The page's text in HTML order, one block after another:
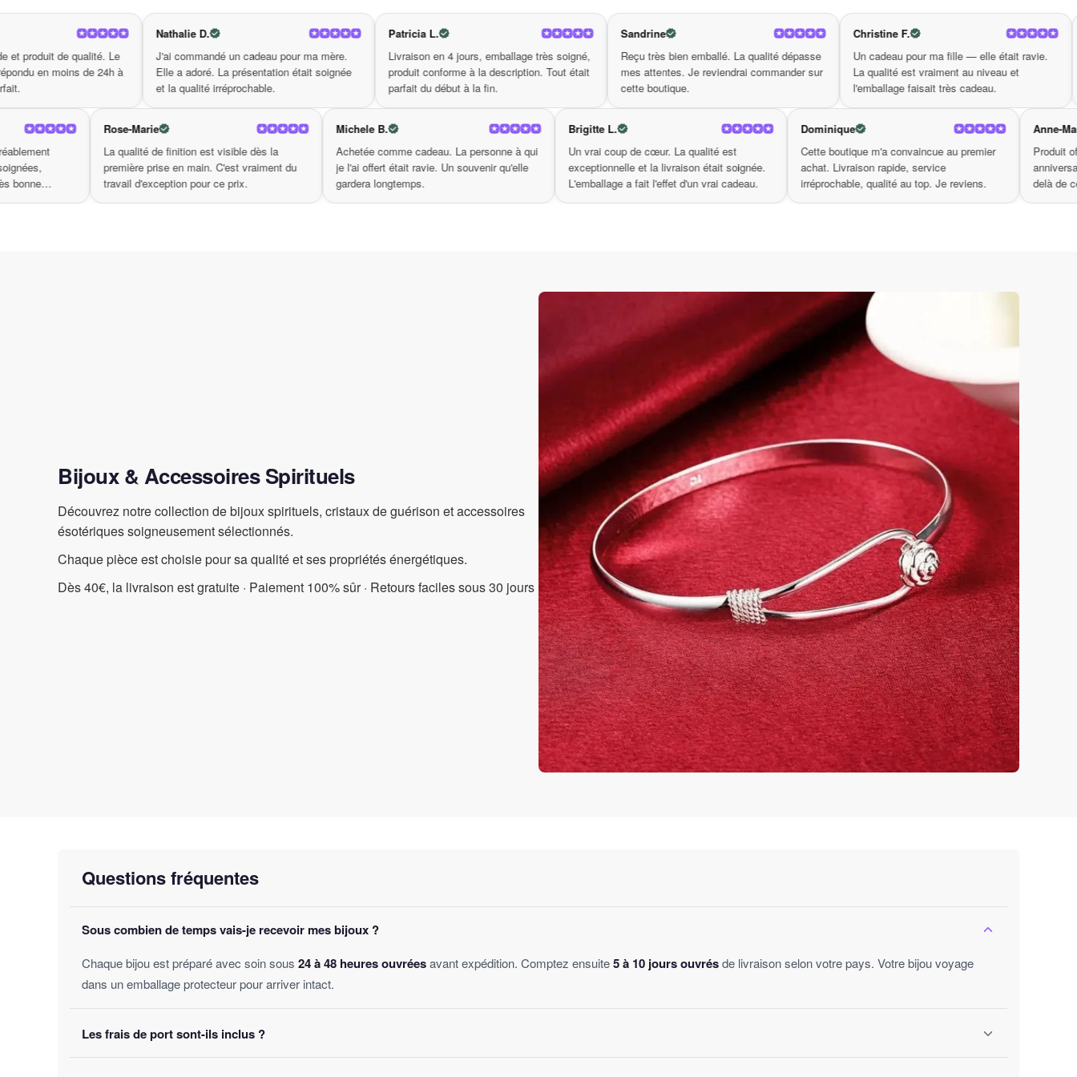
Le
à
Nathalie D.
J'ai commandé un cadeau pour ma mère.
Elle a adoré. La présentation était soignée
et la qualité irréprochable.
Patricia L.
Livraison en 4 jours, emballage très soigné,
produit conforme à la description. Tout était
parfait du début à la fin.
Sandrine
Reçu très bien emballé. La qualité dépasse
mes attentes. Je reviendrai commander sur
Christine F.
Un cadeau pour ma fille — elle était ravie.
La qualité est vraiment au niveau et
l'emballage faisait très cadeau.
Valerie M.
Produit conforme,
redire. C'est rare
aussi sérieuse.
du produit m'a agréablement
Les finitions sont soignées,
est premium. Très bonne
Rose-Marie
La qualité de finition est visible dès la
première prise en main. C'est vraiment du
travail d'exception pour ce prix.
Achetée comme cadeau. La personne à qui
je l'ai offert était ravie. Un souvenir qu'elle
Un vrai coup de cœur. La qualité est
exceptionnelle et la livraison était soignée.
L'emballage a fait l'effet d'un vrai cadeau.
Dominique
Cette boutique m'a convaincue au
achat. Livraison rapide, service
irréprochable, qualité au top. Je
Bijoux & Accessoires Spirituels
Découvrez notre collection de bijoux spirituels, cristaux de guérison et accessoires
ésotériques soigneusement sélectionnés.
Chaque pièce est choisie pour sa qualité et ses propriétés énergétiques.
Dès 40€, la livraison est gratuite · Paiement 100% sûr · Retours faciles sous 30 jours
Questions fréquentes
Sous combien de temps vais-je recevoir mes bijoux ?
Chaque bijou est préparé avec soin sous 24 à 48 heures ouvréesavant expédition. Comptez ensuite5 à 10 jours ouvrésde livraison selon votre pays. Votre bijou voyage
dans un emballage protecteur pour arriver intact.
Les frais de port sont-ils inclus ?